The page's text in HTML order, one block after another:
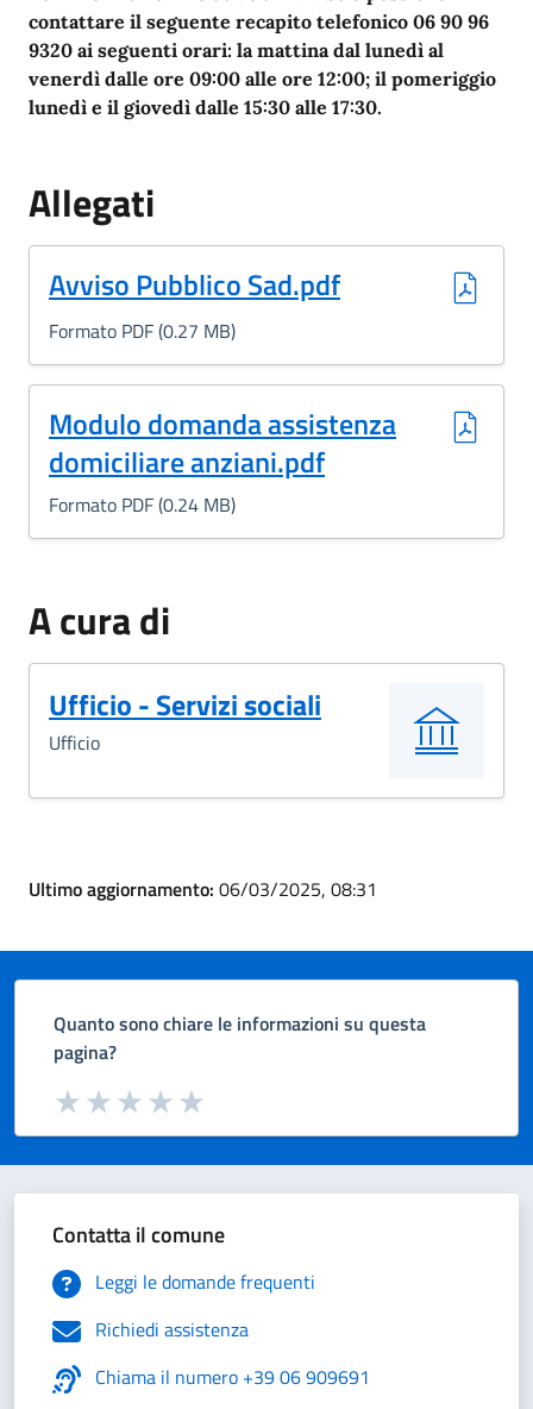
contattare il seguente recapito telefonico 06 90 96
9320 ai seguenti orari: la mattina dal lunedì al
venerdì dalle ore 09:00 alle ore 12:00; il pomeriggio
lunedì e il giovedì dalle 15:30 alle 17:30.
Allegati
Avviso Pubblico Sad.pdf
(Formato PDF, 0.27 MB)
Formato PDF (0.27 MB)
Modulo domanda assistenza
domiciliare anziani.pdf
(Formato PDF, 0.24 MB)
Formato PDF (0.24 MB)
A cura di
Ufficio - Servizi sociali
Ufficio
Ultimo aggiornamento: 06/03/2025, 08:31
Quanto sono chiare le informazioni su questa
pagina?
Valuta da 1 a 5 stelle la pagina
Valuta 5 stelle su 5
Valuta 4 stelle su 5
Valuta 3 stelle su 5
Valuta 2 stelle su 5
Valuta 1 stelle su 5
Contatta il comune
Leggi le domande frequenti
Richiedi assistenza
Chiama il numero +39 06 909691